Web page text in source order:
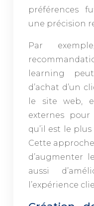
préférences
une précision
Par
learning
d’achat d’un
le site web,
externes
qu’il est le
Cette
d’augmenter
aussi
l’expérience